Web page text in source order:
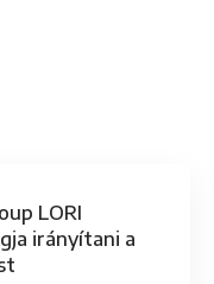
LORI
irányítani a